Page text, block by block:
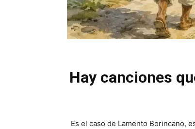
Hay canciones
Es el caso de Lamento Borincano,